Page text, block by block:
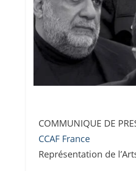
COMMUNIQUE DE
CCAF France
Représentation de